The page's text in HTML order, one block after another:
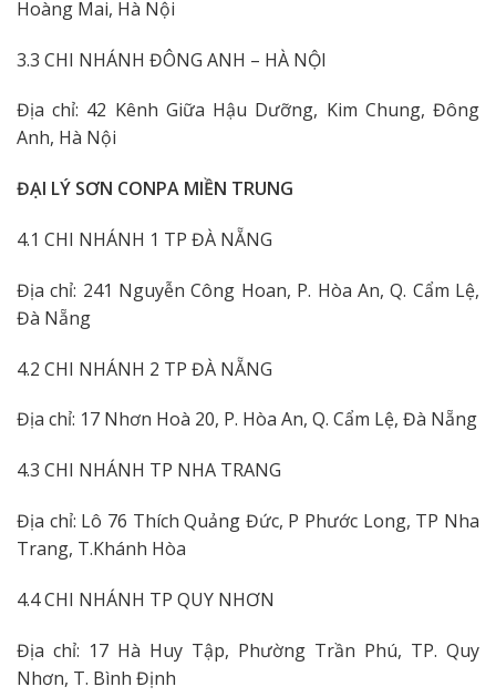
Hoàng Mai, Hà Nội
3.3 CHI NHÁNH ĐÔNG ANH – HÀ NỘI
Địa chỉ: 42 Kênh Giữa Hậu Dưỡng, Kim Chung, Đông
Anh, Hà Nội
ĐẠI LÝ SƠN CONPA MIỀN TRUNG
4.1 CHI NHÁNH 1 TP ĐÀ NẴNG
Địa chỉ: 241 Nguyễn Công Hoan, P. Hòa An, Q. Cẩm Lệ,
Đà Nẵng
4.2 CHI NHÁNH 2 TP ĐÀ NẴNG
Địa chỉ: 17 Nhơn Hoà 20, P. Hòa An, Q. Cẩm Lệ, Đà Nẵng
4.3 CHI NHÁNH TP NHA TRANG
Địa chỉ: Lô 76 Thích Quảng Đức, P Phước Long, TP Nha
Trang, T.Khánh Hòa
4.4 CHI NHÁNH TP QUY NHƠN
Địa chỉ: 17 Hà Huy Tập, Phường Trần Phú, TP. Quy
Nhơn, T. Bình Định